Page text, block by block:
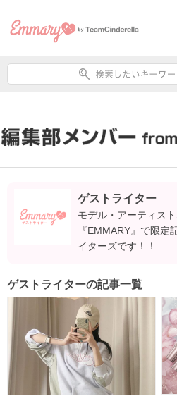
ゲストライター
モデル・アーティス
『EMMARY』で限定
イターズです！！
ゲストライターの記事一覧